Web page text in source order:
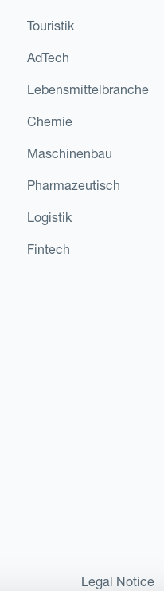
Touristik
AdTech
Lebensmittelbranche
Chemie
Maschinenbau
Pharmazeutisch
Logistik
Fintech
Legal Notice